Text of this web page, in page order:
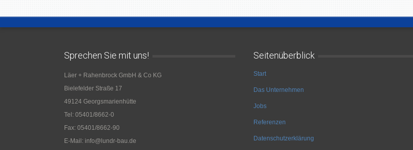
Sprechen Sie mit uns!
Läer + Rahenbrock GmbH & Co KG
Bielefelder Straße 17
49124 Georgsmarienhütte
Tel: 05401/8662-0
Fax: 05401/8662-90
E-Mail: info@lundr-bau.de
Seitenüberblick
Start
Das Unternehmen
Jobs
Referenzen
Datenschutzerklärung